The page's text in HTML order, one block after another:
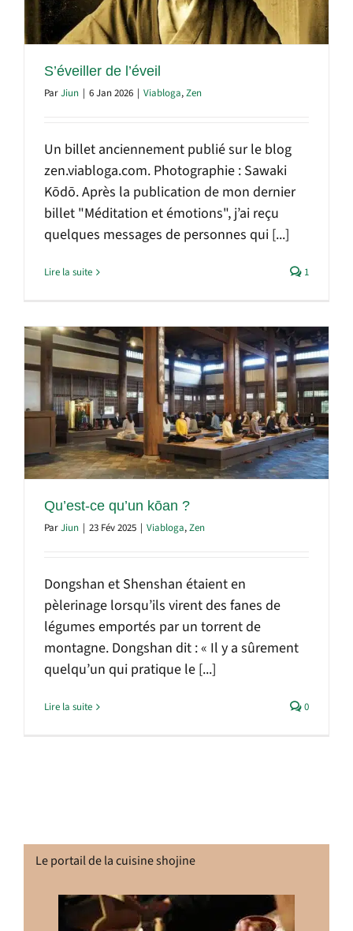
S’éveiller de l’éveil
ParJiun | 6 Jan 2026 | Viabloga,Zen
Un billet anciennement publié sur le blog
zen.viabloga.com. Photographie : Sawaki
Kōdō. Après la publication de mon dernier
billet "Méditation et émotions", j’ai reçu
quelques messages de personnes qui [...]
Lire la suite 1
Qu’est-ce qu’un kōan ?
ParJiun | 23 Fév 2025 | Viabloga,Zen
Dongshan et Shenshan étaient en
pèlerinage lorsqu’ils virent des fanes de
légumes emportés par un torrent de
montagne. Dongshan dit : « Il y a sûrement
quelqu’un qui pratique le [...]
Lire la suite 0
Le portail de la cuisine shojine